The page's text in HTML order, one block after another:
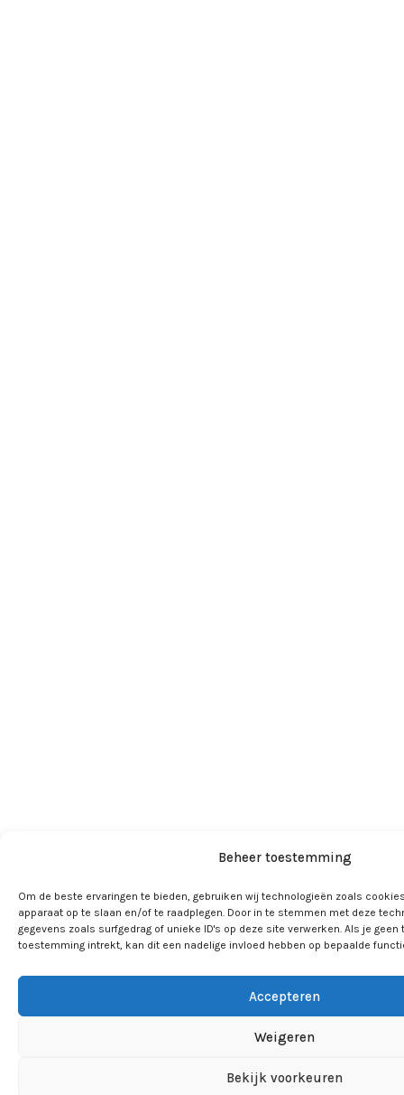
Beheer toestemming
Om de beste ervaringen te bieden, gebruiken wij technologieën zoals
apparaat op te slaan en/of te raadplegen. Door in te stemmen met deze
gegevens zoals surfgedrag of unieke ID's op deze site verwerken. Als je
toestemming intrekt, kan dit een nadelige invloed hebben op bepaalde
Accepteren
Weigeren
Bekijk voorkeuren